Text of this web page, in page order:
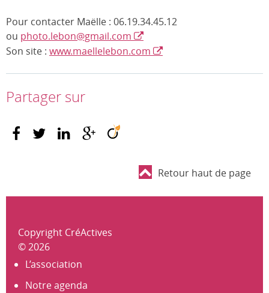
Pour contacter Maëlle : 06.19.34.45.12
ou photo.lebon@gmail.com
Son site : www.maellelebon.com
Partager sur
Retour haut de page
Copyright CréActives
© 2026
L’association
Notre agenda